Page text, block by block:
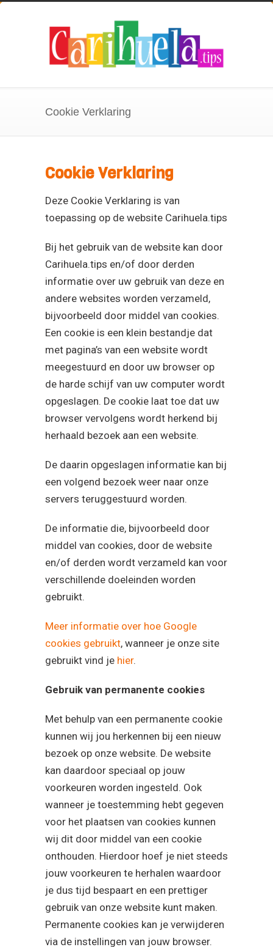
Cookie Verklaring
Cookie Verklaring
Deze Cookie Verklaring is van
toepassing op de website Carihuela.tips
Bij het gebruik van de website kan door
Carihuela.tips en/of door derden
informatie over uw gebruik van deze en
andere websites worden verzameld,
bijvoorbeeld door middel van cookies.
Een cookie is een klein bestandje dat
met pagina’s van een website wordt
meegestuurd en door uw browser op
de harde schijf van uw computer wordt
opgeslagen. De cookie laat toe dat uw
browser vervolgens wordt herkend bij
herhaald bezoek aan een website.
De daarin opgeslagen informatie kan bij
een volgend bezoek weer naar onze
servers teruggestuurd worden.
De informatie die, bijvoorbeeld door
middel van cookies, door de website
en/of derden wordt verzameld kan voor
verschillende doeleinden worden
gebruikt.
Meer informatie over hoe Google
cookies gebruikt, wanneer je onze site
gebruikt vind je hier.
Gebruik van permanente cookies
Met behulp van een permanente cookie
kunnen wij jou herkennen bij een nieuw
bezoek op onze website. De website
kan daardoor speciaal op jouw
voorkeuren worden ingesteld. Ook
wanneer je toestemming hebt gegeven
voor het plaatsen van cookies kunnen
wij dit door middel van een cookie
onthouden. Hierdoor hoef je niet steeds
jouw voorkeuren te herhalen waardoor
je dus tijd bespaart en een prettiger
gebruik van onze website kunt maken.
Permanente cookies kan je verwijderen
via de instellingen van jouw browser.